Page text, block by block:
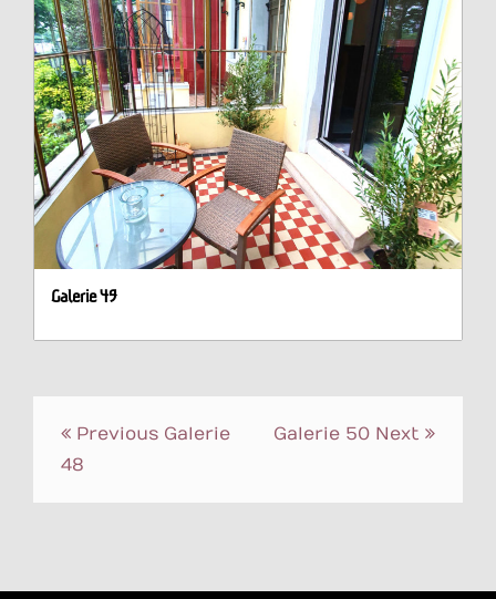
Galerie 49
Post
navigation
Previous Galerie
48
Galerie 50 Next